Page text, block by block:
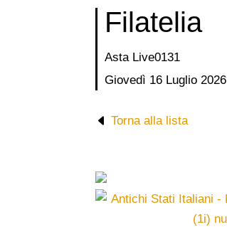
Filatelia
Asta Live0131
Giovedì 16 Luglio 2026
Torna alla lista